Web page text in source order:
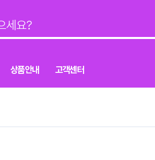
상품안내 고객센터